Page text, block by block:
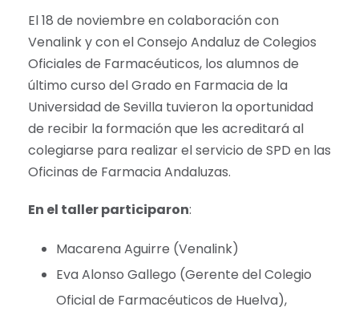
El 18 de noviembre en colaboración con
Venalink y con el Consejo Andaluz de Colegios
Oficiales de Farmacéuticos, los alumnos de
último curso del Grado en Farmacia de la
Universidad de Sevilla tuvieron la oportunidad
de recibir la formación que les acreditará al
colegiarse para realizar el servicio de SPD en las
Oficinas de Farmacia Andaluzas.
En el taller participaron:
Macarena Aguirre (Venalink)
Eva Alonso Gallego (Gerente del Colegio
Oficial de Farmacéuticos de Huelva),